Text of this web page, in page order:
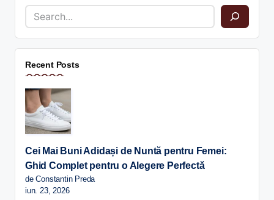
Recent Posts
Cei Mai Buni Adidași de Nuntă pentru Femei:
Ghid Complet pentru o Alegere Perfectă
de Constantin Preda
iun. 23, 2026